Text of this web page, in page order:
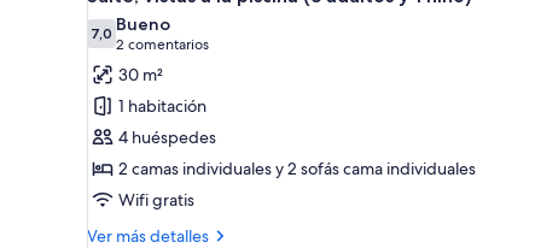
piscina
(2
Adultos
y
Niño)
todas
las
fotos
de
Suite,
vistas
a
la
piscina
7,07,0 de 10
Bueno
2 comentarios
(2 comentarios)
30 m²
1 habitación
4 huéspedes
2 camas individuales y 2 sofás cama individuales
Wifi gratis
Ver más detalles
Más